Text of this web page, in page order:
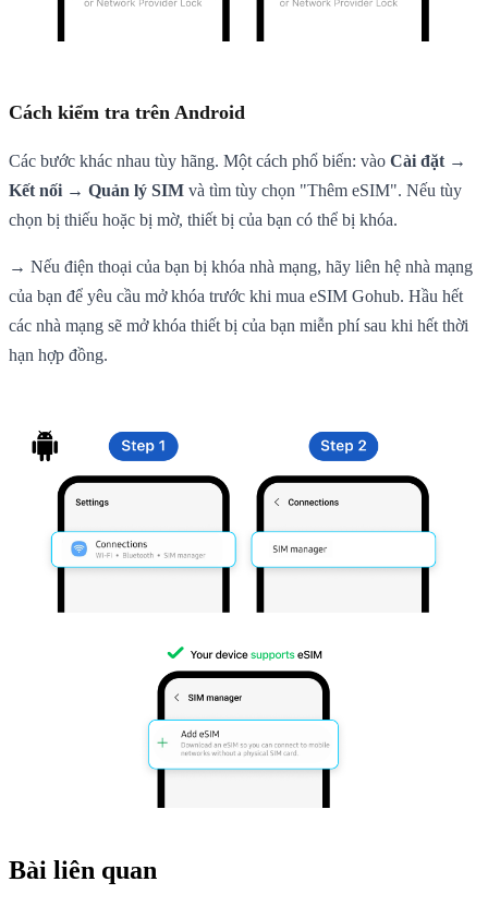
Cách kiểm tra trên Android
Các bước khác nhau tùy hãng. Một cách phổ biến: vào Cài đặt →
Kết nối → Quản lý SIM và tìm tùy chọn "Thêm eSIM". Nếu tùy
chọn bị thiếu hoặc bị mờ, thiết bị của bạn có thể bị khóa.
→ Nếu điện thoại của bạn bị khóa nhà mạng, hãy liên hệ nhà mạng
của bạn để yêu cầu mở khóa trước khi mua eSIM Gohub. Hầu hết
các nhà mạng sẽ mở khóa thiết bị của bạn miễn phí sau khi hết thời
hạn hợp đồng.
Bài liên quan